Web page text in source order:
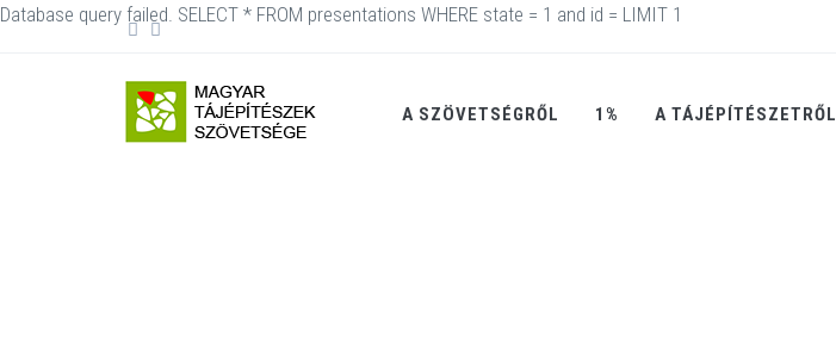
A SZÖVETSÉGRŐL 1% A TÁJÉPÍTÉSZETRŐL
Database query failed. SELECT * FROM presentations WHERE state = 1 and id = LIMIT 1